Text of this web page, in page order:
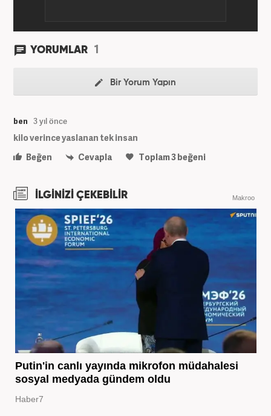
YORUMLAR 1
Bir Yorum Yapın
ben 3 yıl önce
kilo verince yaslanan tek insan
Beğen
Cevapla Toplam3beğeni
İLGİNİZİ ÇEKEBİLİR Makroo
Putin'in canlı yayında mikrofon müdahalesi
sosyal medyada gündem oldu
Haber7